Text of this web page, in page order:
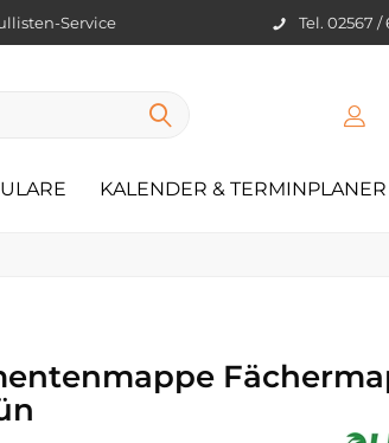
Service Tel. 02567 /
KALENDER & TERMINPLANER